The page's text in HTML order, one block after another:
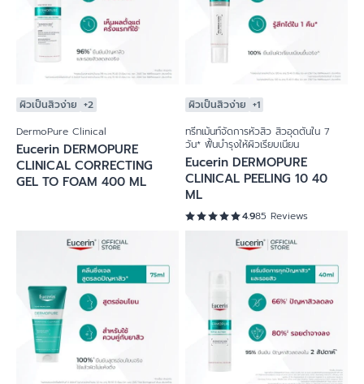
ผิวเป็นสิวง่าย +2
DermoPure Clinical
Eucerin DERMOPURE
CLINICAL CORRECTING
GEL TO FOAM 400 ML
ผิวเป็นสิวง่าย +1
ทรีทเม้นท์จัดการหัวสิว สิวอุดตันใน 7
วัน* ฟื้นบำรุงให้ผิวเรียบเนียน
Eucerin DERMOPURE
CLINICAL PEELING 10 40
ML
4.985 Reviews